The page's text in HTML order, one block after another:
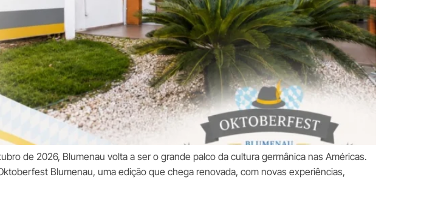
de 2026, Blumenau volta a ser o grande palco da cultura germânica nas Américas.
Blumenau, uma edição que chega renovada, com novas experiências,